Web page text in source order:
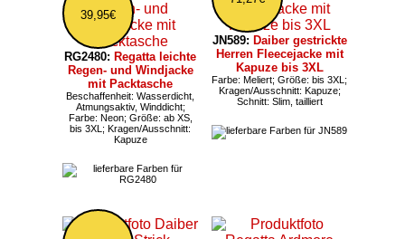
39,95€
RG2480: Regatta leichte
Regen- und Windjacke
mit Packtasche
Beschaffenheit: Wasserdicht,
Atmungsaktiv, Winddicht;
Farbe: Neon; Größe: ab XS,
bis 3XL; Kragen/Ausschnitt:
Kapuze
JN589: Daiber gestrickte
Herren Fleecejacke mit
Kapuze bis 3XL
Farbe: Meliert; Größe: bis 3XL;
Kragen/Ausschnitt: Kapuze;
Schnitt: Slim, tailliert